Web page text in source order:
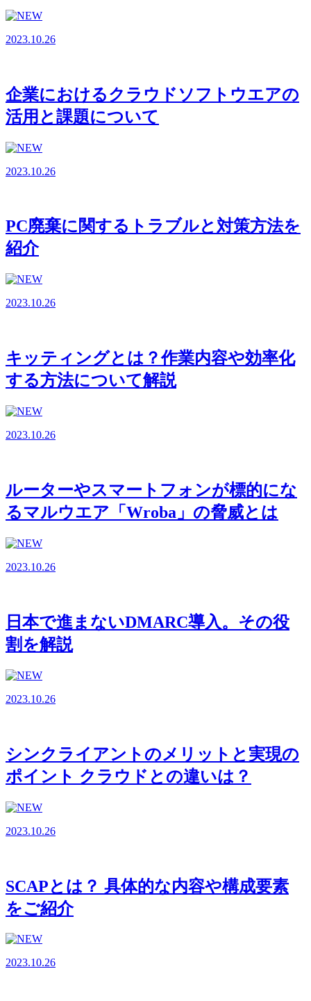
2023.10.26
企業におけるクラウドソフトウエアの
活用と課題について
2023.10.26
PC廃棄に関するトラブルと対策方法を
紹介
2023.10.26
キッティングとは？作業内容や効率化
する方法について解説
2023.10.26
ルーターやスマートフォンが標的にな
るマルウエア「Wroba」の脅威とは
2023.10.26
日本で進まないDMARC導入。その役
割を解説
2023.10.26
シンクライアントのメリットと実現の
ポイント クラウドとの違いは？
2023.10.26
SCAPとは？ 具体的な内容や構成要素
をご紹介
2023.10.26